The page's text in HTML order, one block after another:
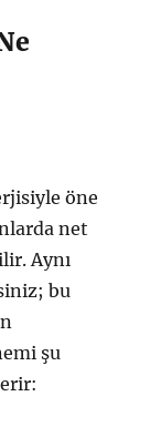
öne
net
Aynı
bu
şu